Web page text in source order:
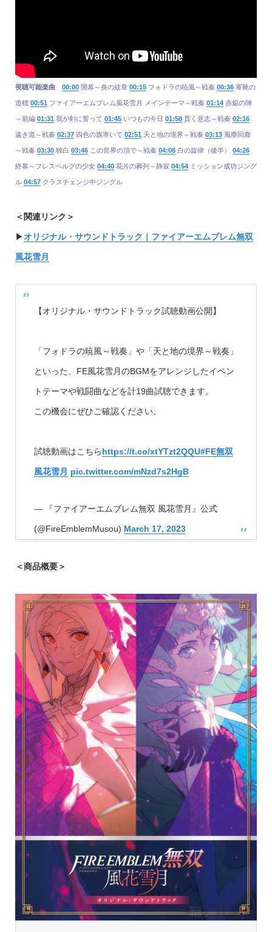
視聴可能楽曲 00:00開幕～炎の紋章 00:15フォドラの暁風～戦奏 00:36軍靴の
道標 00:51 ファイアーエムブレム風花雪月 メインテーマ～戦奏 01:14赤焔の陣
～前編 01:31 我が剣に誓って 01:45いつもの今日 01:58貫く意志～戦奏 02:16
遠き道～戦奏 02:37四色の旗率いて 02:51 天と地の境界～戦奏 03:13風塵回廊
～戦奏 03:30独白 03:46この世界の頂で～戦奏 04:08白の旋律（後半） 04:26
終幕～フレスベルグの少女 04:40花片の葬列～静寂 04:54ミッション成功ジング
ル 04:57クラスチェンジ中ジングル
＜関連リンク＞
▶︎オリジナル・サウンドトラック｜ファイアーエムブレム無双
風花雪月
【オリジナル・サウンドトラック試聴動画公開】
「フォドラの暁風～戦奏」や「天と地の境界～戦奏」
といった、FE風花雪月のBGMをアレンジしたイベン
トテーマや戦闘曲などを計19曲試聴できます。
この機会にぜひご確認ください。
試聴動画はこちらhttps://t.co/xtYTzt2QQU#FE無双
風花雪月 pic.twitter.com/mNzd7s2HgB
— 『ファイアーエムブレム無双 風花雪月』公式
(@FireEmblemMusou) March 17, 2023
＜商品概要＞